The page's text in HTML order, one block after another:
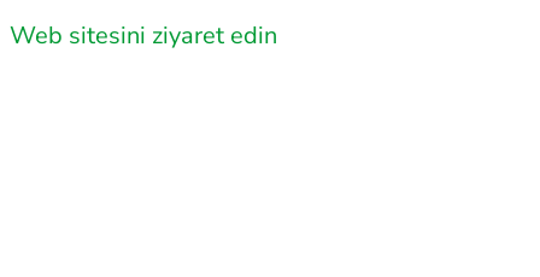
Web sitesini ziyaret edin